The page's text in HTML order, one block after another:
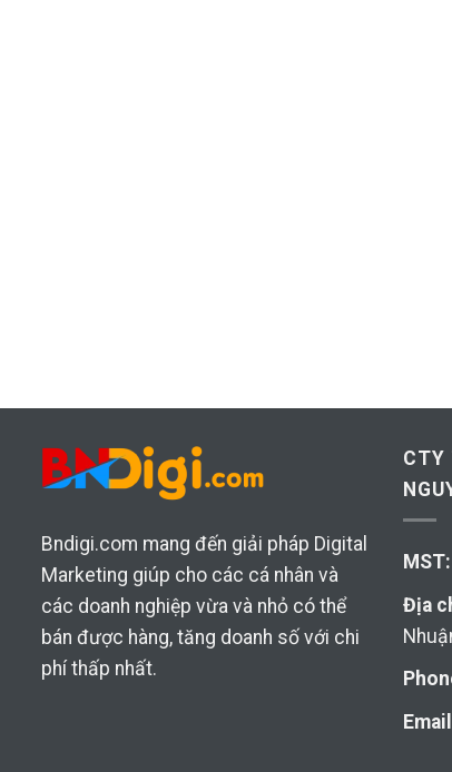
Bndigi.com mang đến giải pháp Digital
Marketing giúp cho các cá nhân và
các doanh nghiệp vừa và nhỏ có thể
bán được hàng, tăng doanh số với chi
phí thấp nhất.
CTY
Địa